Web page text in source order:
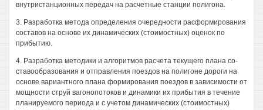
внутристанционных передач на расчетные станции полигона.
3. Разработка метода определения очередности расформирования
составов на основе их динамических (стоимостных) оценок по
прибытию.
4. Разработка методики и алгоритмов расчета текущего плана со-
ставообразования и отправления поездов на полигоне дороги на
основе вариантного плана формирования поездов в зависимости от
мощности струй вагонопотоков и динамики их прибытия в течение
планируемого периода и с учетом динамических (стоимостных)